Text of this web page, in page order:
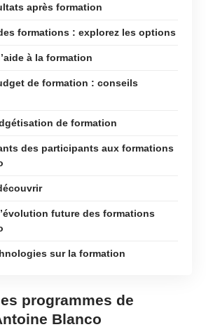
après formation
formations : explorez les options
à la formation
de formation : conseils
de formation
des participants aux formations
future des formations
sur la formation
programmes de
Blanco